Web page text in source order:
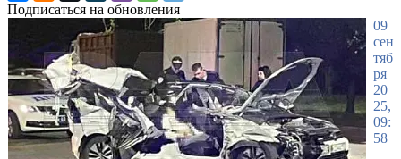
Подписаться на обновления
09
сен
тяб
ря
20
25,
09:
58